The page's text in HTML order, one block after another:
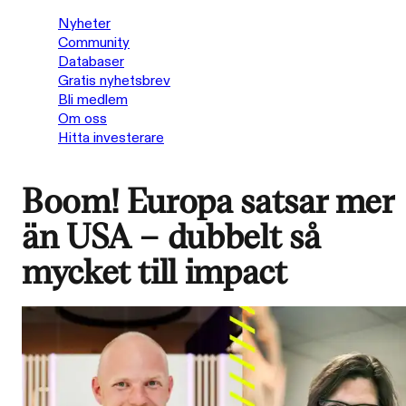
Nyheter
Community
Databaser
Gratis nyhetsbrev
Bli medlem
Om oss
Hitta investerare
Boom! Europa satsar mer
än USA – dubbelt så
mycket till impact